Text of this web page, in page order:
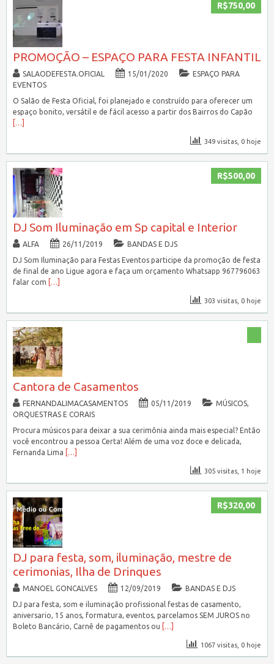
R$750,00
PROMOÇÃO – ESPAÇO PARA FESTA INFANTIL
SALAODEFESTA.OFICIAL 15/01/2020
ESPAÇO PARA
EVENTOS
O Salão de Festa Oficial, foi planejado e construído para oferecer um
espaço bonito, versátil e de fácil acesso a partir dos Bairros do Capão
[…]
349 visitas, 0 hoje
R$500,00
DJ Som Iluminação em Sp capital e Interior
ALFA 26/11/2019
BANDAS E DJS
DJ Som Iluminação para Festas Eventos participe da promoção de festa
de final de ano Ligue agora e faça um orçamento Whatsapp 967796063
falar com
[…]
303 visitas, 0 hoje
Cantora de Casamentos
FERNANDALIMACASAMENTOS 05/11/2019
MÚSICOS,
ORQUESTRAS E CORAIS
Procura músicos para deixar a sua cerimônia ainda mais especial? Então
você encontrou a pessoa Certa! Além de uma voz doce e delicada,
Fernanda Lima
[…]
305 visitas, 1 hoje
R$320,00
DJ para festa, som, iluminação, mestre de
cerimonias, Ilha de Drinques
MANOEL GONCALVES 12/09/2019
BANDAS E DJS
DJ para festa, som e iluminação profissional festas de casamento,
aniversario, 15 anos, formatura, eventos, parcelamos SEM JUROS no
Boleto Bancário, Carnê de pagamentos ou […]
1067 visitas, 0 hoje